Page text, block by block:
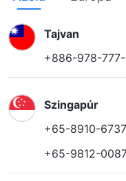
Tajvan
+886-978-777-
Szingapúr
+65-8910-6737
+65-9812-